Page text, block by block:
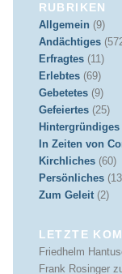
RUBRIKEN
Allgemein (9)
Andächtiges
Erfragtes(11)
Erlebtes(69)
Gebetetes(9)
Gefeiertes(25)
Hintergründiges
In Zeiten von
Kirchliches(60)
Persönliches
Zum Geleit(2)
LETZTE
Friedhelm
Frank Rosinger